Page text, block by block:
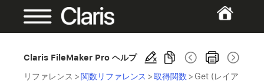
Claris FileMaker Pro ヘルプ
リファレンス >関数リファレンス > 取得関数 > Get (レイア